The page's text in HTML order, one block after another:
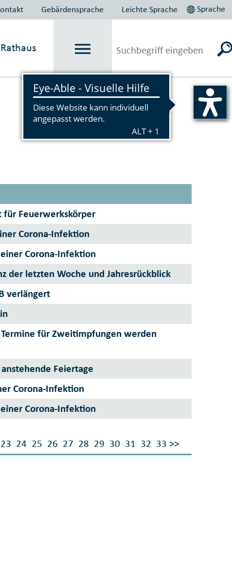
Gebärdensprache Leichte Sprache Sprache
Vorlesen
23 24 25 26 27 28 29 30 31 32 33 >>
für Feuerwerkskörper
Corona-Infektion
Corona-Infektion
der letzten Woche und Jahresrückblick
verlängert
für Zweitimpfungen werden
Feiertage
Corona-Infektion
Corona-Infektion